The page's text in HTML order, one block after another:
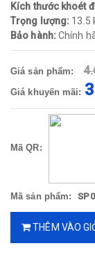
Kích thước khoét
Trọng lượng: 13.5
Bảo hành: Chính
Giá sản phẩm:
Giá khuyến mãi:
Mã QR:
Mã sản phẩm:
THÊM VÀO